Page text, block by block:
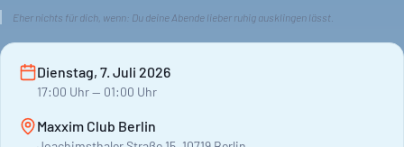
Eher nichts für dich, wenn: Du deine Abende lieber ruhig ausklingen lässt.
Dienstag, 7. Juli 2026
17:00 Uhr— 01:00 Uhr
Maxxim Club Berlin